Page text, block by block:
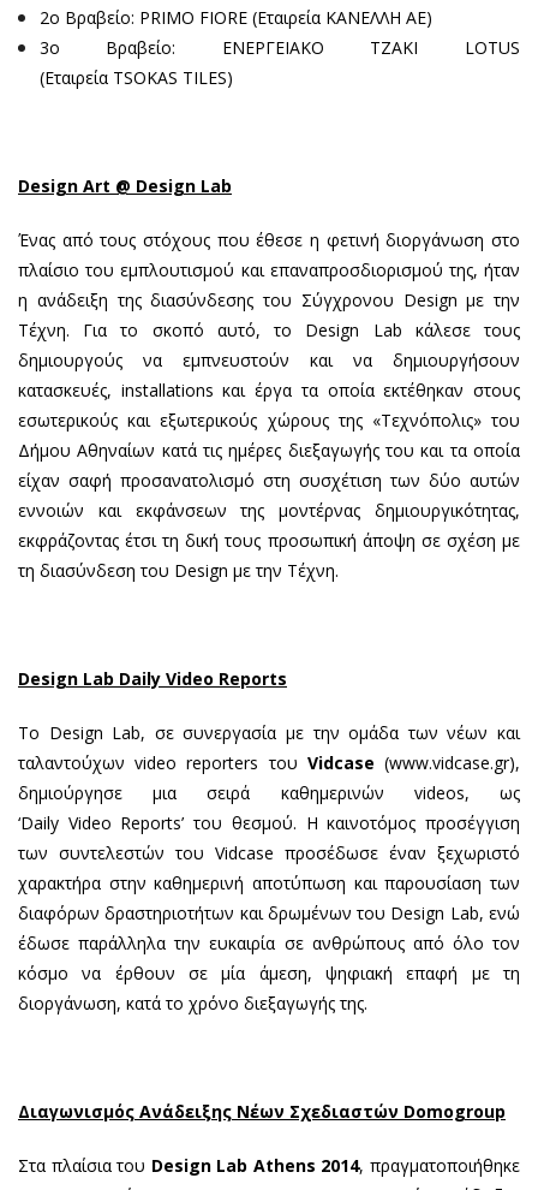
2ο Βραβείο: PRIMO FIORE (Εταιρεία ΚΑΝΕΛΛΗ ΑΕ)
3ο Βραβείο: ΕΝΕΡΓΕΙΑΚΟ ΤΖΑΚΙ LOTUS
(Εταιρεία TSOKAS TILES)
Design Art @ Design Lab
Ένας από τους στόχους που έθεσε η φετινή διοργάνωση στο
πλαίσιο του εμπλουτισμού και επαναπροσδιορισμού της, ήταν
η ανάδειξη της διασύνδεσης του Σύγχρονου Design με την
Τέχνη. Για το σκοπό αυτό, το Design Lab κάλεσε τους
δημιουργούς να εμπνευστούν και να δημιουργήσουν
κατασκευές, installations και έργα τα οποία εκτέθηκαν στους
εσωτερικούς και εξωτερικούς χώρους της «Τεχνόπολις» του
Δήμου Αθηναίων κατά τις ημέρες διεξαγωγής του και τα οποία
είχαν σαφή προσανατολισμό στη συσχέτιση των δύο αυτών
εννοιών και εκφάνσεων της μοντέρνας δημιουργικότητας,
εκφράζοντας έτσι τη δική τους προσωπική άποψη σε σχέση με
τη διασύνδεση του Design με την Τέχνη.
Design Lab Daily Video Reports
Το Design Lab, σε συνεργασία με την ομάδα των νέων και
ταλαντούχων video reporters του Vidcase (www.vidcase.gr),
δημιούργησε μια σειρά καθημερινών videos, ως
‘Daily Video Reports’ του θεσμού. Η καινοτόμος προσέγγιση
των συντελεστών του Vidcase προσέδωσε έναν ξεχωριστό
χαρακτήρα στην καθημερινή αποτύπωση και παρουσίαση των
διαφόρων δραστηριοτήτων και δρωμένων του Design Lab, ενώ
έδωσε παράλληλα την ευκαιρία σε ανθρώπους από όλο τον
κόσμο να έρθουν σε μία άμεση, ψηφιακή επαφή με τη
διοργάνωση, κατά το χρόνο διεξαγωγής της.
Διαγωνισμός Ανάδειξης Νέων Σχεδιαστών Domogroup
Στα πλαίσια του Design Lab Athens 2014, πραγματοποιήθηκε